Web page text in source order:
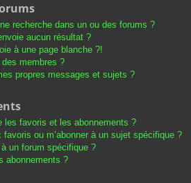
recherche dans un ou des forums ?
aucun résultat ?
à une page blanche ?!
membres ?
propres messages et sujets ?
les favoris et les abonnements ?
ou m’abonner à un sujet spécifique ?
un forum spécifique ?
abonnements ?